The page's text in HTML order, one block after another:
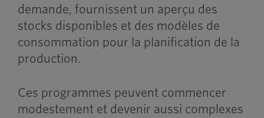
demande, fournissent un aperçu des
stocks disponibles et des modèles de
consommation pour la planification de la
production.
Ces programmes peuvent commencer
modestement et devenir aussi complexes